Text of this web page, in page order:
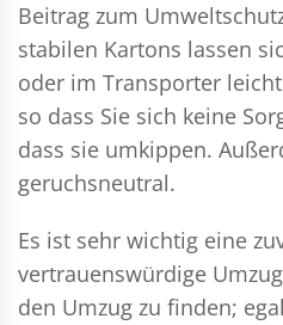
Beitrag zum
stabilen Kartons lassen
oder im Transporter
so dass Sie sich keine
dass sie umkippen.
geruchsneutral.
Es ist sehr wichtig eine
vertrauenswürdige
den Umzug zu finden;